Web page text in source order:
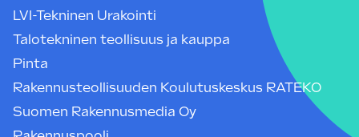
LVI-Tekninen Urakointi
Talotekninen teollisuus ja kauppa
Pinta
Rakennusteollisuuden Koulutuskeskus RATEKO
Suomen Rakennusmedia Oy